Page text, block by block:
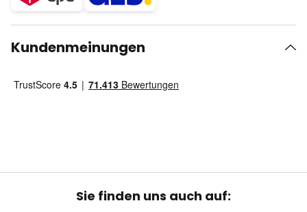
Kundenmeinungen
Sie finden uns auch auf: